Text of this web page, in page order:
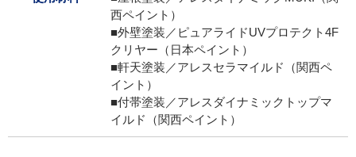
西ペイント）
■外壁塗装／ピュアライドUVプロテクト4F
クリヤー（日本ペイント）
■軒天塗装／アレスセラマイルド（関西ペ
イント）
■付帯塗装／アレスダイナミックトップマ
イルド（関西ペイント）